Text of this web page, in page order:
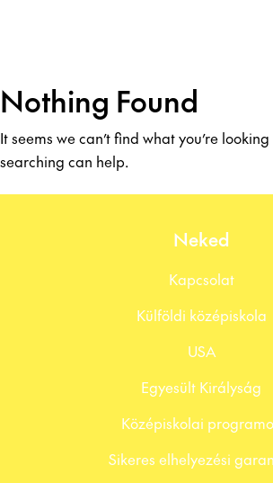
Nothing Found
It seems we can’t find what you’re
searching can help.
Neked
Kapcsolat
Külföldi középiskola
USA
Egyesült Királyság
Középiskolai
Sikeres elhelyezési